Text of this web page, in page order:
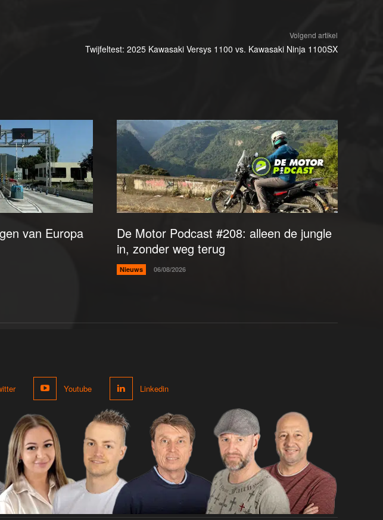
Volgend artikel
Twijfeltest: 2025 Kawasaki Versys 1100 vs. Kawasaki Ninja 1100SX
van Europa
De Motor Podcast #208: alleen de jungle
in, zonder weg terug
Nieuws 06/08/2026
Youtube Linkedin